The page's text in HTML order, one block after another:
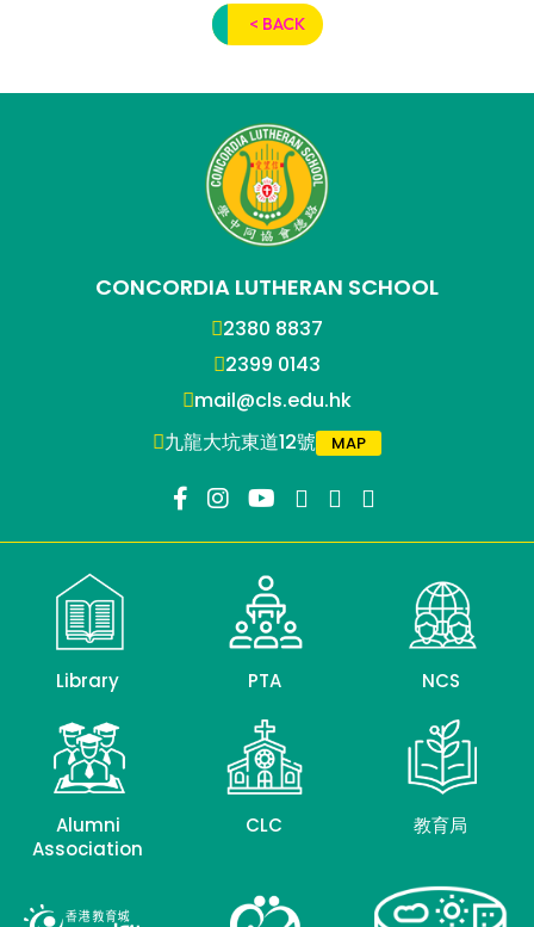
< BACK
CONCORDIA LUTHERAN SCHOOL
2380 8837
2399 0143
mail@cls.edu.hk
九龍大坑東道12號
MAP
Library PTA NCS
Alumni
Association
CLC 教育局